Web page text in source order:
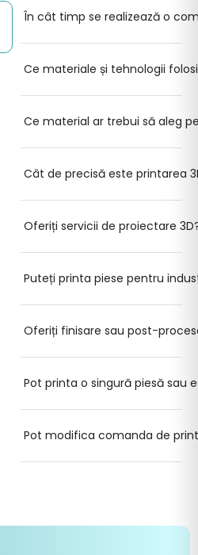
În cât timp se realizează o
Ce materiale și tehnologii
Ce material ar trebui să aleg
Cât de precisă este printarea
Oferiți servicii de proiectare
Puteți printa piese pentru
Oferiți finisare sau post-
Pot printa o singură piesă sau
Pot modifica comanda de